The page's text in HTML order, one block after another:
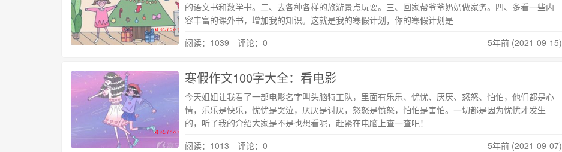
的语文书和数学书。二、去各种各样的旅游景点玩耍。三、回家帮爷爷奶奶做家务。四、多看一些内
容丰富的课外书，增加我的知识。这就是我的寒假计划，你的寒假计划是
阅读：1039 评论：0
5年前 (2021-09-15)
寒假作文100字大全：看电影
今天姐姐让我看了一部电影名字叫头脑特工队，里面有乐乐、忧忧、厌厌、怒怒、怕怕，他们都是心
情，乐乐是快乐，忧忧是哭泣，厌厌是讨厌，怒怒是愤怒，怕怕是害怕。一切都是因为忧忧才发生
的，听了我的介绍大家是不是也想看呢，赶紧在电脑上查一查吧！
阅读：1013 评论：0
5年前 (2021-09-07)